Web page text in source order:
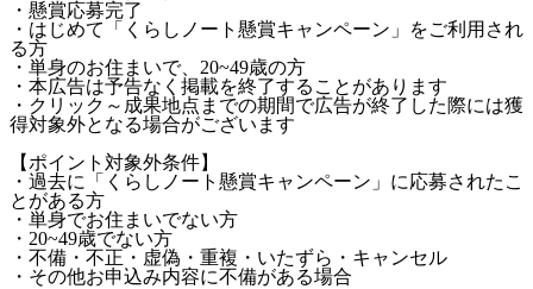
・懸賞応募完了
・はじめて「くらしノート懸賞キャンペーン」をご利用され
る方
・単身のお住まいで、20~49歳の方
・本広告は予告なく掲載を終了することがあります
・クリック～成果地点までの期間で広告が終了した際には獲
得対象外となる場合がございます
【ポイント対象外条件】
・過去に「くらしノート懸賞キャンペーン」に応募されたこ
とがある方
・単身でお住まいでない方
・20~49歳でない方
・不備・不正・虚偽・重複・いたずら・キャンセル
・その他お申込み内容に不備がある場合